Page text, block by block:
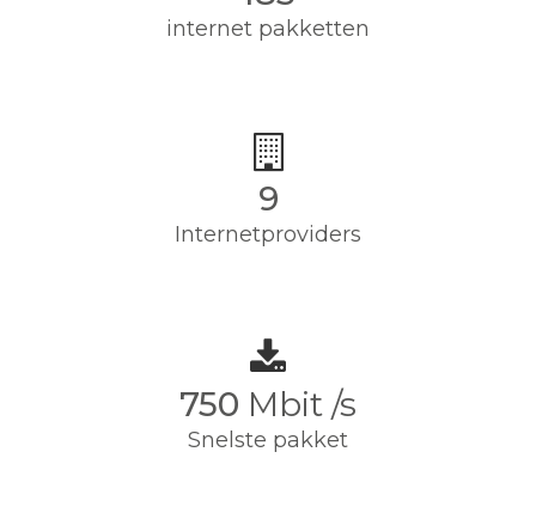
internet pakketten
9
Internetproviders
750 Mbit /s
Snelste pakket